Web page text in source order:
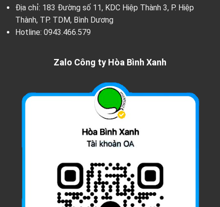
Địa chỉ: 183 Đường số 11, KDC Hiệp Thành 3, P. Hiệp
Thành, TP. TDM, Bình Dương
Hotline: 0943.466.579
Zalo Công ty Hòa Bình Xanh